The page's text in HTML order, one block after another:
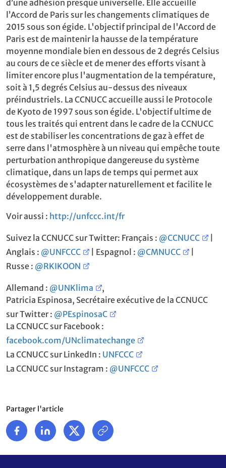
d’une adhésion presque universelle. Elle accueille
l’Accord de Paris sur les changements climatiques de
2015 sous son égide. L'objectif principal de l'Accord de
Paris est de maintenir la hausse de la température
moyenne mondiale bien en dessous de 2 degrés Celsius
au cours de ce siècle et de mener des efforts visant à
limiter encore plus l'augmentation de la température,
soit à 1,5 degrés Celsius au-dessus des niveaux
préindustriels. La CCNUCC accueille aussi le Protocole
de Kyoto de 1997 sous son égide. L'objectif ultime de
tous les traités qui entrent dans le cadre de la CCNUCC
est de stabiliser les concentrations de gaz à effet de
serre dans l'atmosphère à un niveau qui empêche toute
perturbation anthropique dangereuse du système
climatique, dans un laps de temps qui permet aux
écosystèmes de s'adapter naturellement et facilite le
développement durable.
Voir aussi : http://unfccc.int/fr
Suivez la CCNUCC sur Twitter: Français : @CCNUCC
Anglais : @UNFCCC | Espagnol : @CMNUCC
Russe : @RKIKOON
Allemand : @UNKlima
,
Patricia Espinosa, Secrétaire exécutive de la CCNUCC
sur Twitter : @PEspinosaC
La CCNUCC sur Facebook :
facebook.com/UNclimatechange
La CCNUCC sur LinkedIn : UNFCCC
La CCNUCC sur Instagram : @UNFCCC
Partager l'article